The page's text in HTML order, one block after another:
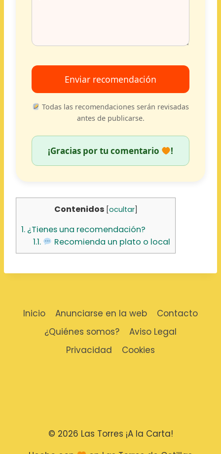
Enviar recomendación
Todas las recomendaciones serán revisadas
antes de publicarse.
¡Gracias por tu comentario !
Contenidos [ocultar]
1. ¿Tienes una recomendación?
1.1.
Recomienda un plato o local
Inicio Anunciarse en la web
Contacto
¿Quiénes somos?
Aviso Legal
Privacidad
Cookies
© 2026 Las Torres ¡A la Carta!